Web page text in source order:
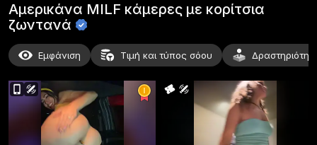
Αμερικάνα MILF κάμερες με κορίτσια
ζωντανά
Εμφάνιση Τιμή και τύπος σόου